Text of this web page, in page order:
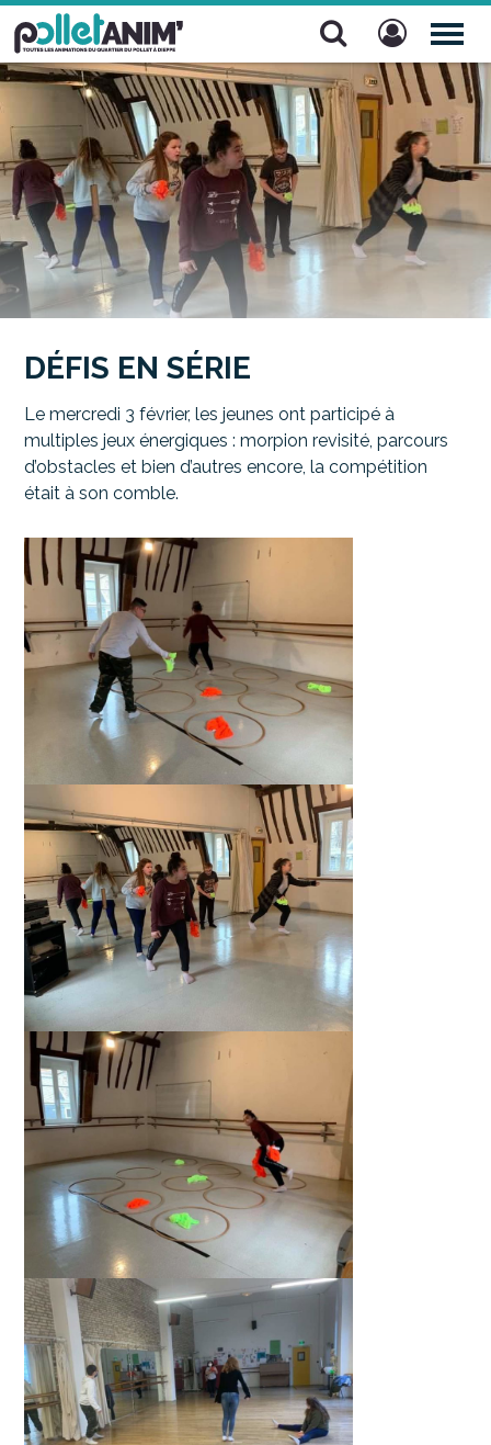
Pollet Anim'
DÉFIS EN SÉRIE
Le mercredi 3 février, les jeunes ont participé à
multiples jeux énergiques : morpion revisité, parcours
d’obstacles et bien d’autres encore, la compétition
était à son comble.